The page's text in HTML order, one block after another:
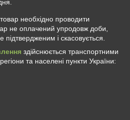
необхідно проводити
не оплачений упродовж доби,
і скасовується.
здійснюється транспортними
та населені пункти України: